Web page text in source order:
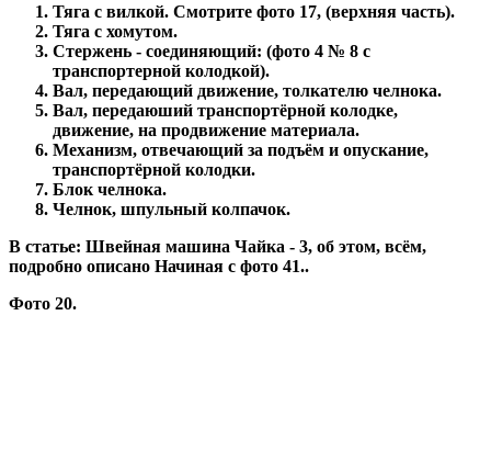
Тяга с вилкой. Смотрите фото 17, (верхняя часть).
Тяга с хомутом.
Стержень - соединяющий: (фото 4 № 8 с
транспортерной колодкой).
Вал, передающий движение, толкателю челнока.
Вал, передаюший транспортёрной колодке,
движение, на продвижение материала.
Механизм, отвечающий за подъём и опускание,
транспортёрной колодки.
Блок челнока.
Челнок, шпульный колпачок.
В статье: Швейная машина Чайка - 3, об этом, всём,
подробно описано Начиная с фото 41..
Фото 20.